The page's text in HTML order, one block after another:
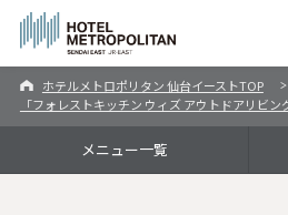
ホテルメトロポリタン 仙台イーストTOP
「フォレストキッチン ウィズ アウトドアリビン
メニュー一覧